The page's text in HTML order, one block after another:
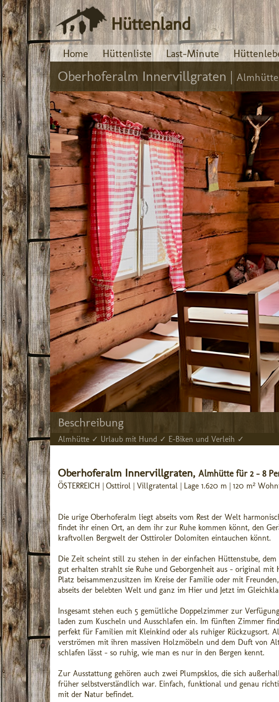
Hüttenland
Home Hüttenliste Last-Minute
Oberhoferalm Innervillgraten |
Beschreibung
Almhütte ✓ Urlaub mit Hund ✓ E-Biken und Verleih ✓
Oberhoferalm Innervillgraten, Almhütte für 2 - 8
ÖSTERREICH | Osttirol | Villgratental | Lage 1.620 m | 120 m²
Die urige Oberhoferalm liegt abseits vom Rest der Welt
findet ihr einen Ort, an dem ihr zur Ruhe kommen könnt, den
kraftvollen Bergwelt der Osttiroler Dolomiten eintauchen könnt.
Die Zeit scheint still zu stehen in der einfachen Hüttenstube,
gut erhalten strahlt sie Ruhe und Geborgenheit aus - original
Platz beisammenzusitzen im Kreise der Familie oder mit
abseits der belebten Welt und ganz im Hier und Jetzt im
Insgesamt stehen euch 5 gemütliche Doppelzimmer zur
laden zum Kuscheln und Ausschlafen ein. Im fünften Zimmer
perfekt für Familien mit Kleinkind oder als ruhiger Rückzugsort.
verströmen mit ihren massiven Holzmöbeln und dem Duft von
schlafen lässt – so ruhig, wie man es nur in den Bergen kennt.
Zur Ausstattung gehören auch zwei Plumpsklos, die sich
früher selbstverständlich war. Einfach, funktional und genau
mit der Natur befindet.